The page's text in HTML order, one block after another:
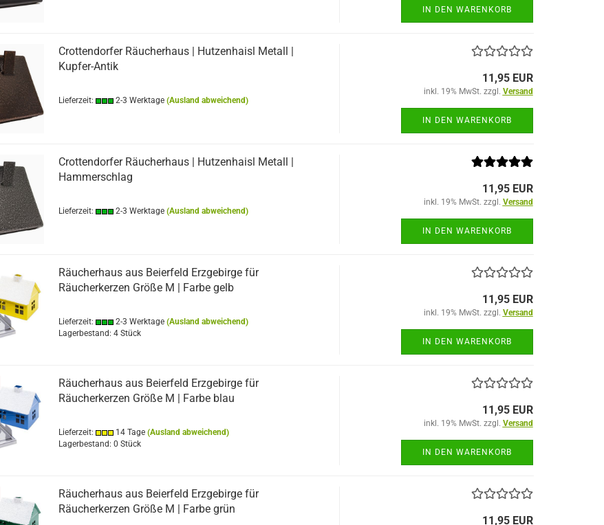
IN DEN WARENKORB
Crottendorfer Räucherhaus | Hutzenhaisl Metall |
Kupfer-Antik
Lieferzeit: 2-3 Werktage (Ausland abweichend)
11,95 EUR
inkl. 19% MwSt. zzgl. Versand
IN DEN WARENKORB
Crottendorfer Räucherhaus | Hutzenhaisl Metall |
Hammerschlag
Lieferzeit: 2-3 Werktage (Ausland abweichend)
11,95 EUR
inkl. 19% MwSt. zzgl. Versand
IN DEN WARENKORB
Räucherhaus aus Beierfeld Erzgebirge für
Räucherkerzen Größe M | Farbe gelb
Lieferzeit: 2-3 Werktage (Ausland abweichend)
Lagerbestand: 4 Stück
11,95 EUR
inkl. 19% MwSt. zzgl. Versand
IN DEN WARENKORB
Räucherhaus aus Beierfeld Erzgebirge für
Räucherkerzen Größe M | Farbe blau
Lieferzeit: 14 Tage (Ausland abweichend)
Lagerbestand: 0 Stück
11,95 EUR
inkl. 19% MwSt. zzgl. Versand
IN DEN WARENKORB
Räucherhaus aus Beierfeld Erzgebirge für
Räucherkerzen Größe M | Farbe grün
11,95 EUR